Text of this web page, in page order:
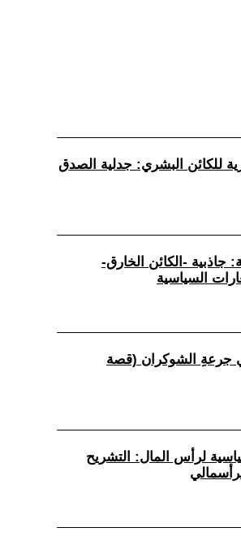
للكائن البشري: جدلية الصدق
جاذبية -الكائن الخارق-
السياسية
في جرعةِ الشوكران (قصة
لرأس المال: التشريح